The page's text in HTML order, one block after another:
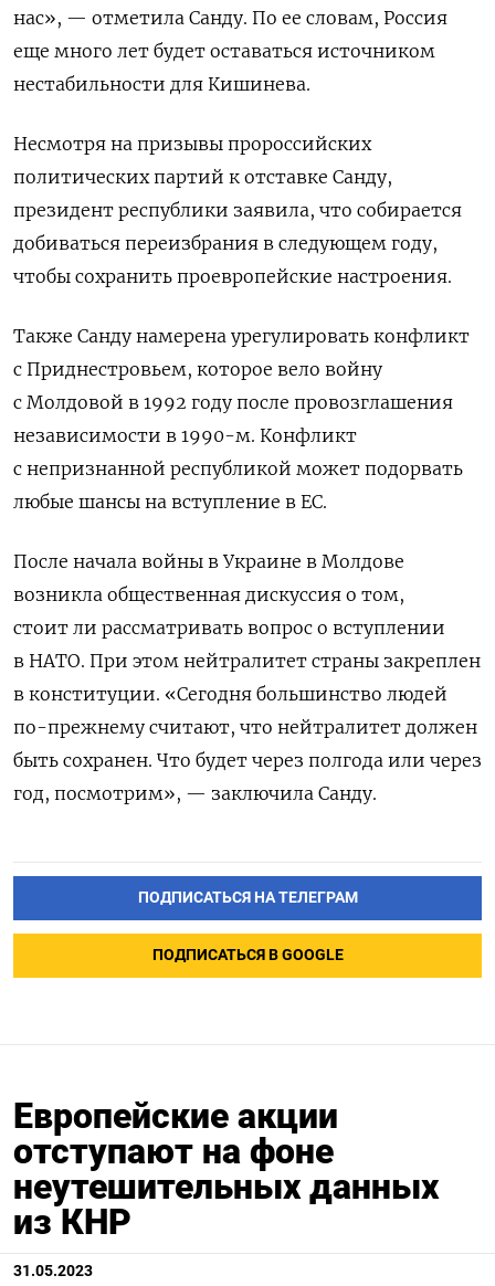
нас», — отметила Санду. По ее словам, Россия
еще много лет будет оставаться источником
нестабильности для Кишинева.
Несмотря на призывы пророссийских
политических партий к отставке Санду,
президент республики заявила, что собирается
добиваться переизбрания в следующем году,
чтобы сохранить проевропейские настроения.
Также Санду намерена урегулировать конфликт
с Приднестровьем, которое вело войну
с Молдовой в 1992 году после провозглашения
независимости в 1990-м. Конфликт
с непризнанной республикой может подорвать
любые шансы на вступление в ЕС.
После начала войны в Украине в Молдове
возникла общественная дискуссия о том,
стоит ли рассматривать вопрос о вступлении
в НАТО. При этом нейтралитет страны закреплен
в конституции. «Сегодня большинство людей
по-прежнему считают, что нейтралитет должен
быть сохранен. Что будет через полгода или через
год, посмотрим», — заключила Санду.
ПОДПИСАТЬСЯ НА ТЕЛЕГРАМ
ПОДПИСАТЬСЯ В GOOGLE
Европейские акции
отступают на фоне
неутешительных данных
из КНР
31.05.2023